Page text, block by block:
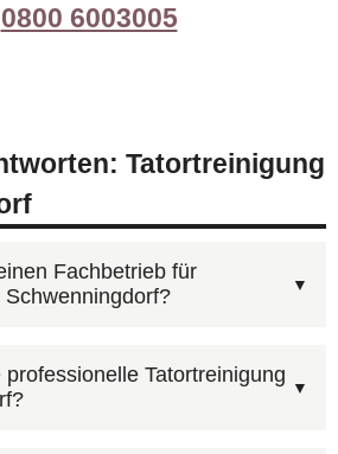
0800 6003005
Tatortreinigung
Fachbetrieb für
Deutschland unter
und rund um die Uhr.
Tatortreinigung